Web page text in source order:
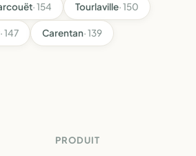
· 154 Tourlaville· 150
· 147 Carentan· 139
PRODUIT